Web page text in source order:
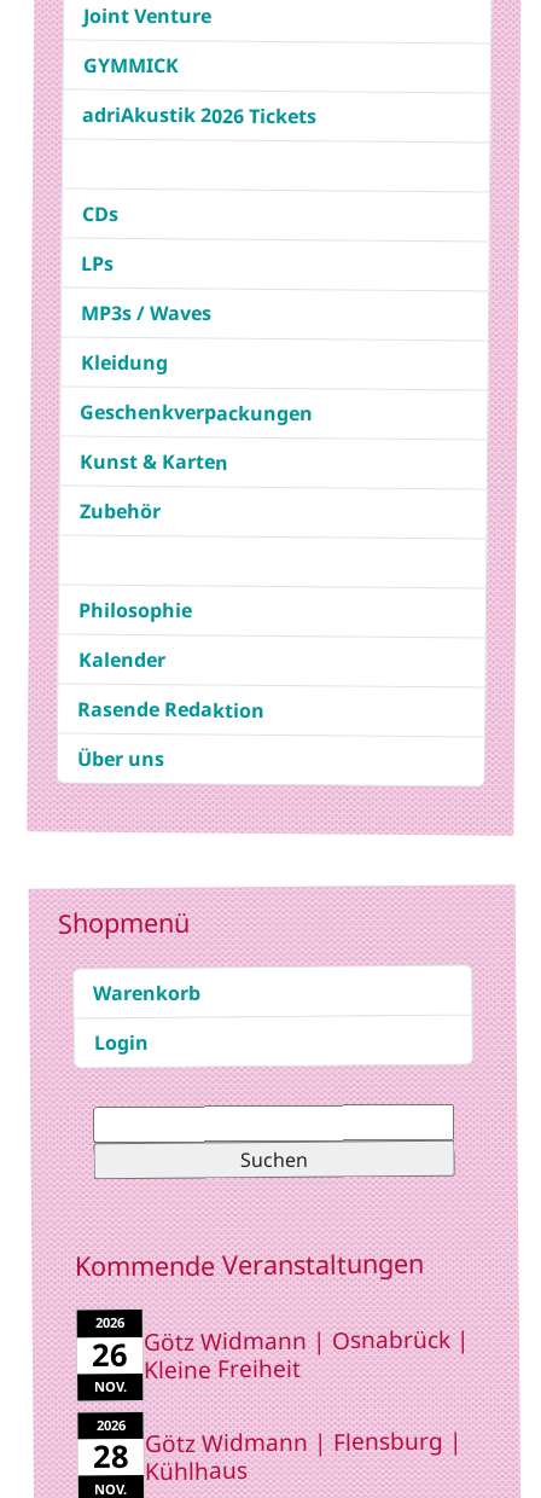
Joint Venture
GYMMICK
adriAkustik 2026 Tickets
CDs
LPs
MP3s / Waves
Kleidung
Geschenkverpackungen
Kunst & Karten
Zubehör
Philosophie
Kalender
Rasende Redaktion
Über uns
Shopmenü
Warenkorb
Login
Suchen
nach:
Kommende Veranstaltungen
2026
26
NOV.
Götz Widmann | Osnabrück |
Kleine Freiheit
2026
28
NOV.
Götz Widmann | Flensburg |
Kühlhaus